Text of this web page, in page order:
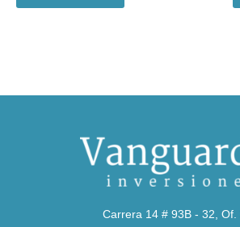
Carrera 14 # 93B - 32, Of.